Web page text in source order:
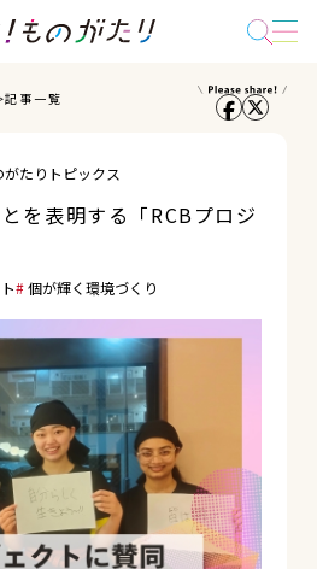
記事一覧
がたりトピックス
を表明する「RCBプロジ
個が輝く環境づくり